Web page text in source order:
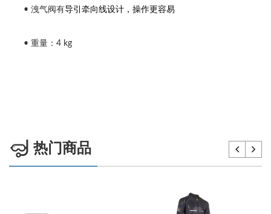
• 洩气阀有导引牵向线设计，操作更容易
• 重量：4 kg
热门商品